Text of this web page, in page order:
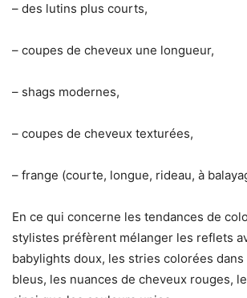
– des lutins plus courts,
– coupes de cheveux une longueur,
– shags modernes,
– coupes de cheveux texturées,
– frange (courte, longue, rideau, à
En ce qui concerne les tendances de
stylistes préfèrent mélanger les reflets
babylights doux, les stries colorées
bleus, les nuances de cheveux rouges,